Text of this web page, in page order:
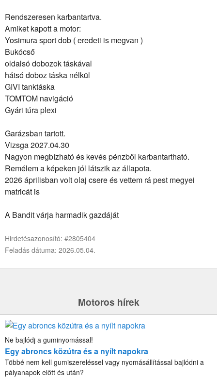
Rendszeresen karbantartva.
Amiket kapott a motor:
Yosimura sport dob ( eredeti is megvan )
Bukócső
oldalsó dobozok táskával
hátsó doboz táska nélkül
GIVI tanktáska
TOMTOM navigáció
Gyári túra plexi
Garázsban tartott.
Vizsga 2027.04.30
Nagyon megbízható és kevés pénzből karbantartható.
Remélem a képeken jól látszik az állapota.
2026 áprilisban volt olaj csere és vettem rá pest megyei
matricát is
A Bandit várja harmadik gazdáját
Hirdetésazonosító: #2805404
Feladás dátuma: 2026.05.04.
Motoros hírek
Ne bajlódj a guminyomással!
Egy abroncs közútra és a nyílt napokra
Többé nem kell gumiszereléssel vagy nyomásállítással bajlódni a
pályanapok előtt és után?